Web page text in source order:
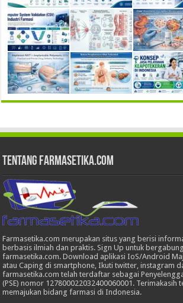
Tentang Farmasetika.com
Farmasetika.com merupakan situs yang berisi
berbasis ilmiah dan praktis. Sign Up untuk
farmasetika.com. Download aplikasi IoS/Android
atau Caping di smartphone, Ikuti twitter, instagram
farmasetika.com telah terdaftar sebagai
(PSE) nomor 127800022032400060001. Terimakasih
memajukan bidang farmasi di Indonesia.